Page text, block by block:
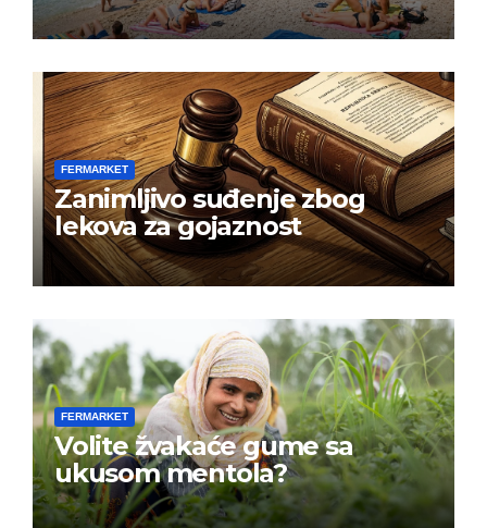
FERMARKET
Zanimljivo suđenje zbog
lekova za gojaznost
FERMARKET
Volite žvakaće gume sa
ukusom mentola?